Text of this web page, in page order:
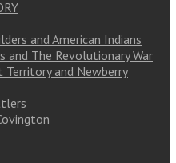
and American Indians
and The Revolutionary War
and Newberry